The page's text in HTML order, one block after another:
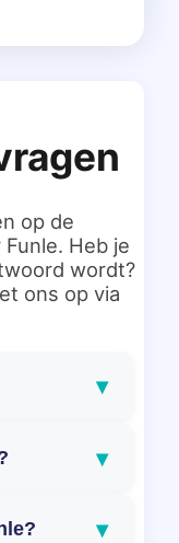
op de
Heb je
wordt?
ons op via
▾
▾
▾